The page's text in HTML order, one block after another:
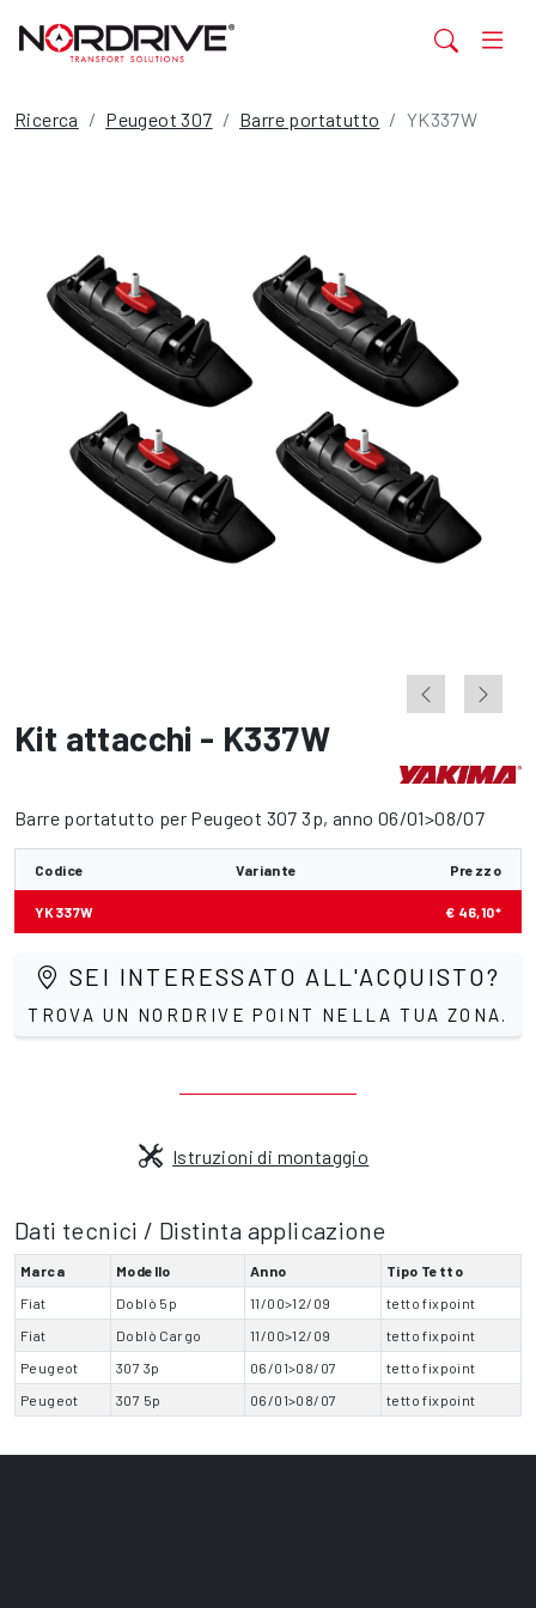
Ricerca Peugeot 307 Barre portatutto YK337W
Kit attacchi - K337W
Barre portatutto per Peugeot 307 3p, anno 06/01>08/07
Codice Variante Prezzo
YK337W € 46,10*
SEI INTERESSATO ALL'ACQUISTO?
TROVA UN NORDRIVE POINT NELLA TUA ZONA.
Istruzioni di montaggio
Dati tecnici / Distinta applicazione
Marca Modello Anno
Tipo Tetto
Fiat
Doblò 5p 11/00>12/09
tetto fixpoint
Fiat
Doblò Cargo 11/00>12/09
tetto fixpoint
Peugeot
307 3p 06/01>08/07
tetto fixpoint
Peugeot
307 5p 06/01>08/07 tetto fixpoint